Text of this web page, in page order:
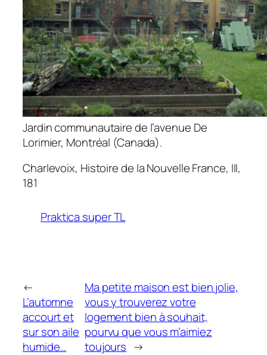
Jardin communautaire de l’avenue De
Lorimier, Montréal (Canada).
Charlevoix, Histoire de la Nouvelle France, III,
181
Praktica super TL
←
L’automne
accourt et
sur son aile
humide…
Ma petite maison est bien jolie,
vous y trouverez votre
logement bien à souhait,
pourvu que vous m’aimiez
toujours →